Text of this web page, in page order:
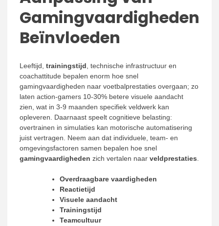
Gamingvaardigheden
Beïnvloeden
Leeftijd, trainingstijd , technische infrastructuur en
coachattitude bepalen enorm hoe snel
gamingvaardigheden naar voetbalprestaties overgaan; zo
laten action-gamers 10-30% betere visuele aandacht
zien, wat in 3-9 maanden specifiek veldwerk kan
opleveren. Daarnaast speelt cognitieve belasting:
overtrainen in simulaties kan motorische automatisering
juist vertragen. Neem aan dat individuele, team- en
omgevingsfactoren samen bepalen hoe snel
gamingvaardigheden zich vertalen naar veldprestaties
Overdraagbare vaardigheden
Reactietijd
Visuele aandacht
Trainingstijd
Teamcultuur